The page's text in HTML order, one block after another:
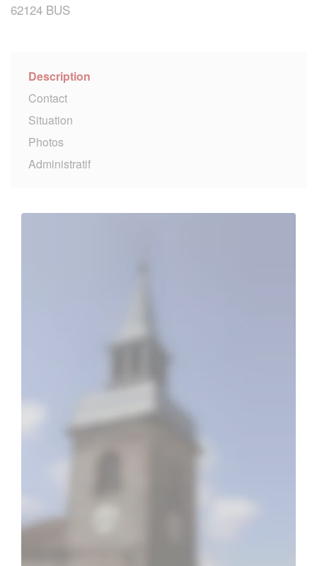
62124 BUS
Description
Contact
Situation
Photos
Administratif